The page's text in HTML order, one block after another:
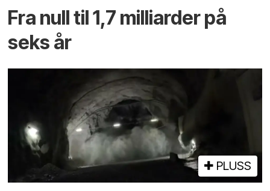
Fra null til 1,7 milliarder på
seks år
PLUSS